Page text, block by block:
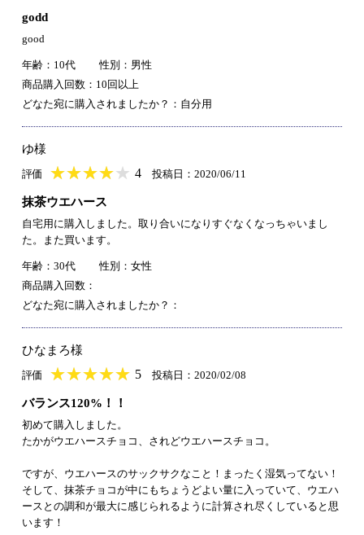
godd
good
年齢：10代
性別：男性
商品購入回数：10回以上
どなた宛に購入されましたか？：自分用
ゆ様
評価 ★★★★★
★★★★★ 4 投稿日：2020/06/11
抹茶ウエハース
自宅用に購入しました。取り合いになりすぐなくなっちゃいまし
た。また買います。
年齢：30代
性別：女性
商品購入回数：
どなた宛に購入されましたか？：
ひなまろ様
評価 ★★★★★
★★★★★ 5 投稿日：2020/02/08
バランス120%！！
初めて購入しました。
たかがウエハースチョコ、されどウエハースチョコ。
ですが、ウエハースのサックサクなこと！まったく湿気ってない！
そして、抹茶チョコが中にもちょうどよい量に入っていて、ウエハ
ースとの調和が最大に感じられるように計算され尽くしていると思
います！